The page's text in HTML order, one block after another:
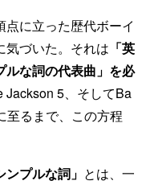
に立った歴代ボーイ
気づいた。それは 「英
ルな詞の代表曲」を必
Jackson 5、そしてBa
至るまで、この方程
プルな詞」 とは、一